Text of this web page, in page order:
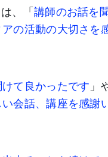
、「講師のお話を
の活動の大切さを
て良かったです 」
会話、講座を感謝